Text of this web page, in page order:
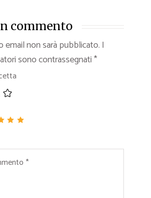
commento
email non sarà pubblicato. I
sono contrassegnati*